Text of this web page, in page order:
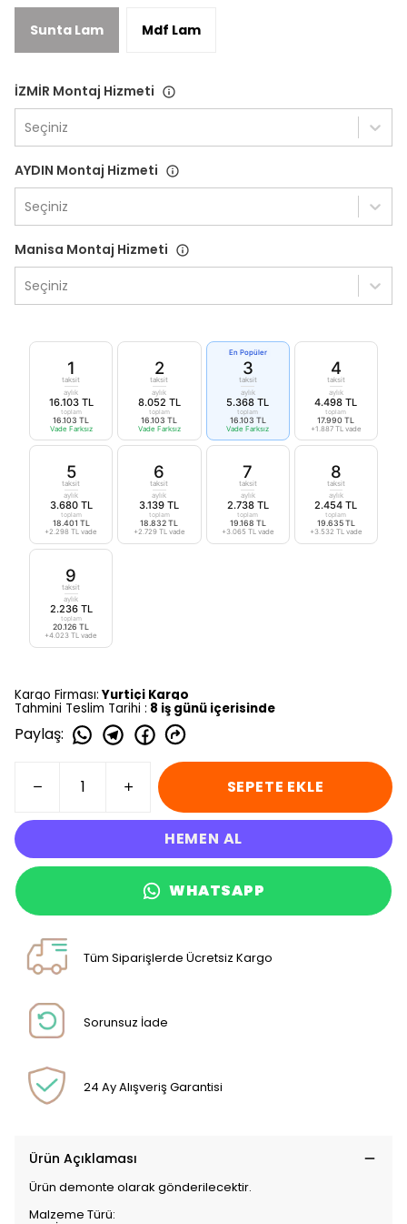
Sunta Lam Mdf Lam
İZMİR Montaj Hizmeti
Seçiniz
AYDIN Montaj Hizmeti
Seçiniz
Manisa Montaj Hizmeti
Seçiniz
1
taksit
aylık
16.103 TL
toplam
16.103 TL
Vade Farksız
2
taksit
aylık
8.052 TL
toplam
16.103 TL
Vade Farksız
En Popüler
3
taksit
aylık
5.368 TL
toplam
16.103 TL
Vade Farksız
4
taksit
aylık
4.498 TL
toplam
17.990 TL
+1.887 TL vade
5
taksit
aylık
3.680 TL
toplam
18.401 TL
+2.298 TL vade
6
taksit
aylık
3.139 TL
toplam
18.832 TL
+2.729 TL vade
7
taksit
aylık
2.738 TL
toplam
19.168 TL
+3.065 TL vade
8
taksit
aylık
2.454 TL
toplam
19.635 TL
+3.532 TL vade
9
taksit
aylık
2.236 TL
toplam
20.126 TL
+4.023 TL vade
Kargo Firması: Yurtiçi Kargo
Tahmini Teslim Tarihi : 8 iş günü içerisinde
Paylaş:
SEPETE EKLE
HEMEN AL
WHATSAPP
Tüm Siparişlerde Ücretsiz Kargo
Sorunsuz İade
24 Ay Alışveriş Garantisi
Ürün Açıklaması
Ürün demonte olarak gönderilecektir.
Malzeme Türü: